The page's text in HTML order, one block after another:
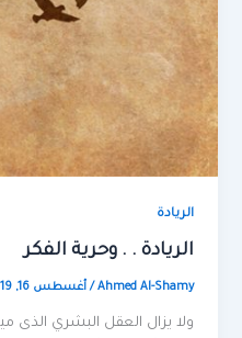
الريادة
الريادة . . وحرية الفكر
Ahmed Al-Shamy
/أغسطس 16, 2019
ولا يزال العقل البشري الذى